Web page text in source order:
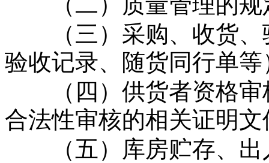
（三）采购、收货、
验收记录、随货同行单等
（四）供货者资格审
合法性审核的相关证明
（五）库房贮存、出